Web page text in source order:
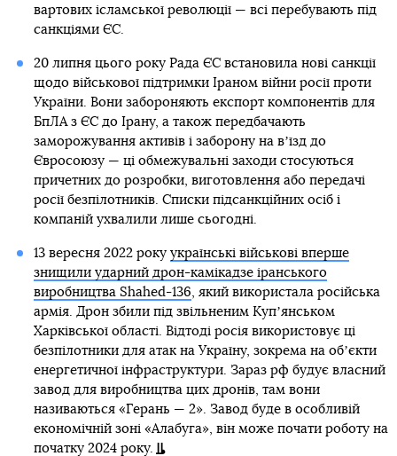
вартових ісламської революції — всі перебувають під
санкціями ЄС.
20 липня цього року Рада ЄС встановила нові санкції
щодо військової підтримки Іраном війни росії проти
України. Вони забороняють експорт компонентів для
БпЛА з ЄС до Ірану, а також передбачають
заморожування активів і заборону на вʼїзд до
Євросоюзу — ці обмежувальні заходи стосуються
причетних до розробки, виготовлення або передачі
росії безпілотників. Списки підсанкційних осіб і
компаній ухвалили лише сьогодні.
13 вересня 2022 року українські військові вперше
знищили ударний дрон-камікадзе іранського
виробництва Shahed-136, який використала російська
армія. Дрон збили під звільненим Купʼянськом
Харківської області. Відтоді росія використовує ці
безпілотники для атак на Україну, зокрема на обʼєкти
енергетичної інфраструктури. Зараз рф будує власний
завод для виробництва цих дронів, там вони
називаються «Герань — 2». Завод буде в особливій
економічній зоні «Алабуга», він може почати роботу на
початку 2024 року.